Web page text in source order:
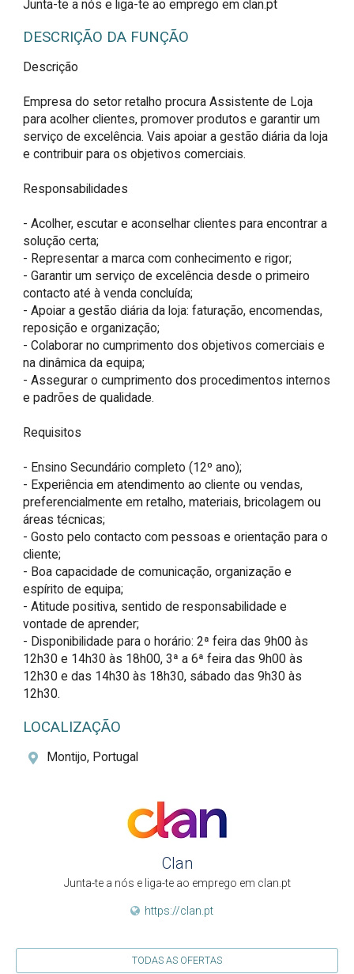
Junta-te a nós e liga-te ao emprego em clan.pt
DESCRIÇÃO DA FUNÇÃO
Descrição
Empresa do setor retalho procura Assistente de Loja
para acolher clientes, promover produtos e garantir um
serviço de excelência. Vais apoiar a gestão diária da loja
e contribuir para os objetivos comerciais.
Responsabilidades
- Acolher, escutar e aconselhar clientes para encontrar a
solução certa;
- Representar a marca com conhecimento e rigor;
- Garantir um serviço de excelência desde o primeiro
contacto até à venda concluída;
- Apoiar a gestão diária da loja: faturação, encomendas,
reposição e organização;
- Colaborar no cumprimento dos objetivos comerciais e
na dinâmica da equipa;
- Assegurar o cumprimento dos procedimentos internos
e padrões de qualidade.
Requisitos
- Ensino Secundário completo (12º ano);
- Experiência em atendimento ao cliente ou vendas,
preferencialmente em retalho, materiais, bricolagem ou
áreas técnicas;
- Gosto pelo contacto com pessoas e orientação para o
cliente;
- Boa capacidade de comunicação, organização e
espírito de equipa;
- Atitude positiva, sentido de responsabilidade e
vontade de aprender;
- Disponibilidade para o horário: 2ª feira das 9h00 às
12h30 e 14h30 às 18h00, 3ª a 6ª feira das 9h00 às
12h30 e das 14h30 às 18h30, sábado das 9h30 às
12h30.
LOCALIZAÇÃO
Montijo, Portugal
Clan
Junta-te a nós e liga-te ao emprego em clan.pt
https://clan.pt
TODAS AS OFERTAS